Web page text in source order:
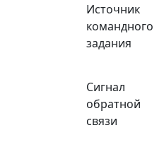
Источник
командного
задания
Сигнал
обратной
связи